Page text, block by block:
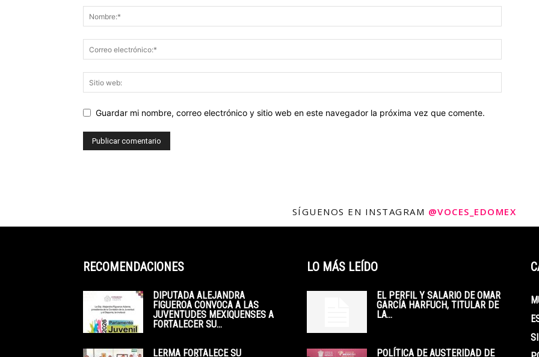
Guardar mi nombre, correo electrónico y sitio web en este navegador la próxima vez que comente.
SÍGUENOS EN INSTAGRAM @VOCES_EDOMEX
RECOMENDACIONES
DIPUTADA ALEJANDRA
FIGUEROA CONVOCA A LAS
JUVENTUDES MEXIQUENSES A
FORTALECER SU...
LERMA FORTALECE SU
LO MÁS LEÍDO
EL PERFIL Y SALARIO DE OMAR
GARCÍA HARFUCH, TITULAR DE
LA...
POLÍTICA DE AUSTERIDAD DE